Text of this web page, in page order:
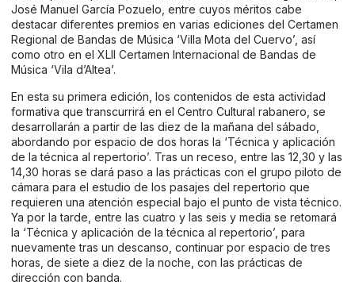
José Manuel García Pozuelo, entre cuyos méritos cabe
destacar diferentes premios en varias ediciones del Certamen
Regional de Bandas de Música ‘Villa Mota del Cuervo’, así
como otro en el XLII Certamen Internacional de Bandas de
Música ‘Vila d’Altea’.
En esta su primera edición, los contenidos de esta actividad
formativa que transcurrirá en el Centro Cultural rabanero, se
desarrollarán a partir de las diez de la mañana del sábado,
abordando por espacio de dos horas la ‘Técnica y aplicación
de la técnica al repertorio’. Tras un receso, entre las 12,30 y las
14,30 horas se dará paso a las prácticas con el grupo piloto de
cámara para el estudio de los pasajes del repertorio que
requieren una atención especial bajo el punto de vista técnico.
Ya por la tarde, entre las cuatro y las seis y media se retomará
la ‘Técnica y aplicación de la técnica al repertorio’, para
nuevamente tras un descanso, continuar por espacio de tres
horas, de siete a diez de la noche, con las prácticas de
dirección con banda.